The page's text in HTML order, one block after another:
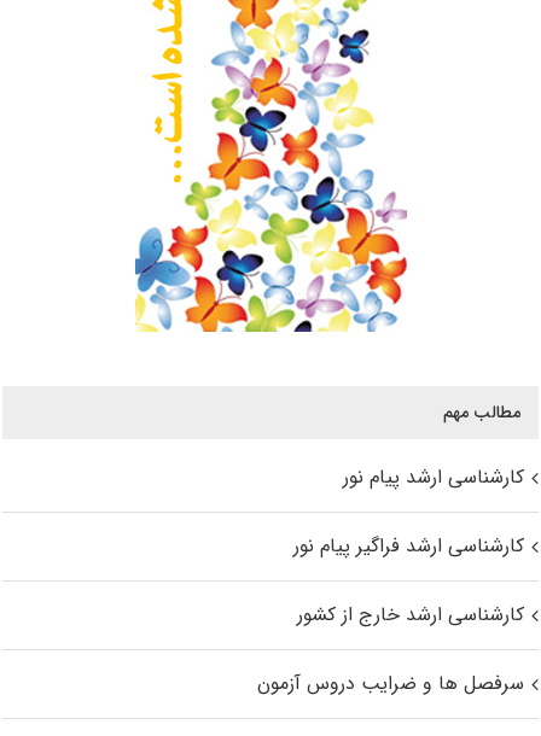
مطالب مهم
کارشناسی ارشد پیام نور
کارشناسی ارشد فراگیر پیام نور
کارشناسی ارشد خارج از کشور
سرفصل ها و ضرایب دروس آزمون